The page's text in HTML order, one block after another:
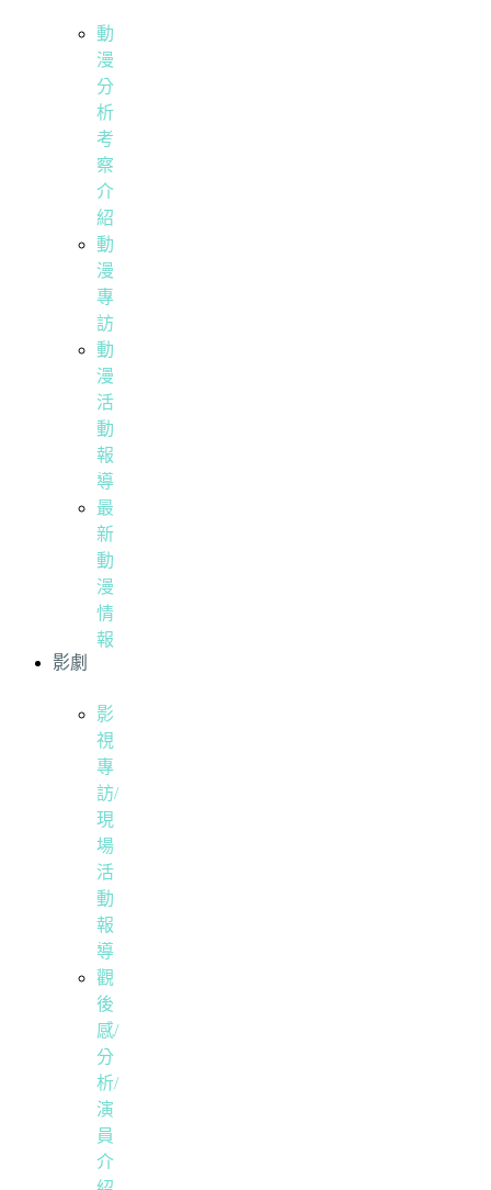
動
漫
分
析
考
察
介
紹
動
漫
專
訪
動
漫
活
動
報
導
最
新
動
漫
情
報
影劇
影
視
專
訪/
現
場
活
動
報
導
觀
後
感/
分
析/
演
員
介